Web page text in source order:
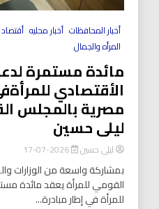
أخبار المحافظات أخبار محليه أقتصاد
المرأه والجمال
مائدة مستمرة
الأقتصادي
مصرية بالمجلس
ليلى حسين
ليلى حسين 2026-07-17
بمشاركة واسعة من الوزارات
القومي للمرأة يعقد مائدة
للمرأة في إطار مبادرة...